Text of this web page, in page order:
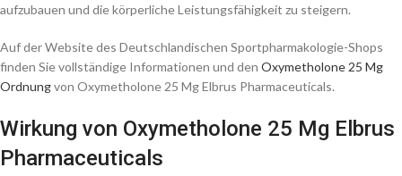
aufzubauen und die körperliche Leistungsfähigkeit zu steigern.
Auf der Website des Deutschlandischen Sportpharmakologie-Shops
finden Sie vollständige Informationen und den Oxymetholone 25 Mg
Ordnungvon Oxymetholone 25 Mg Elbrus Pharmaceuticals.
Wirkung von Oxymetholone 25 Mg Elbrus
Pharmaceuticals